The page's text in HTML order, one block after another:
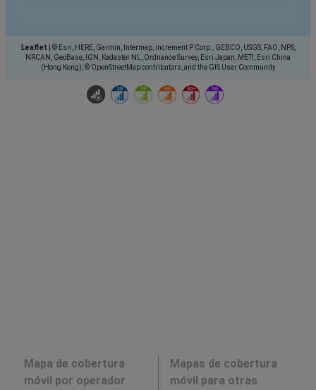
Leaflet
© Esri, HERE, Garmin, Intermap, increment P Corp., GEBCO, USGS, FAO, NPS,
NRCAN, GeoBase, IGN, Kadaster NL, Ordnance Survey, Esri Japan, METI, Esri China
(Hong Kong), © OpenStreetMap contributors, and the GIS User Community
Mapa de cobertura
móvil por operador
Mapas de cobertura
móvil para otras